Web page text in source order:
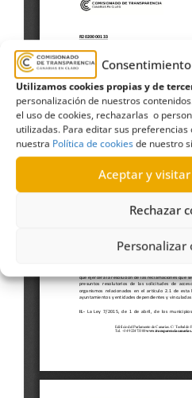
Utilizamos cookies propias y de
personalización de nuestros
el uso de cookies, rechazarlas o
utilizadas. Para editar sus
nuestra Política de cookiesde nuestro
Aceptar y
Rechazar
Personalizar